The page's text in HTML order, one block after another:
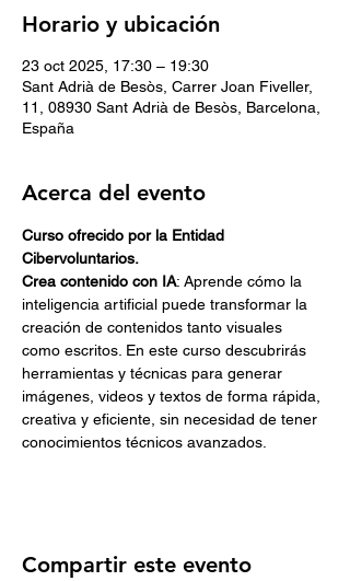
Horario y ubicación
23 oct 2025, 17:30 – 19:30
Sant Adrià de Besòs, Carrer Joan Fiveller,
11, 08930 Sant Adrià de Besòs, Barcelona,
España
Acerca del evento
Curso ofrecido por la Entidad
Cibervoluntarios.
Crea contenido con IA: Aprende cómo la
inteligencia artificial puede transformar la
creación de contenidos tanto visuales
como escritos. En este curso descubrirás
herramientas y técnicas para generar
imágenes, videos y textos de forma rápida,
creativa y eficiente, sin necesidad de tener
conocimientos técnicos avanzados.
Compartir este evento